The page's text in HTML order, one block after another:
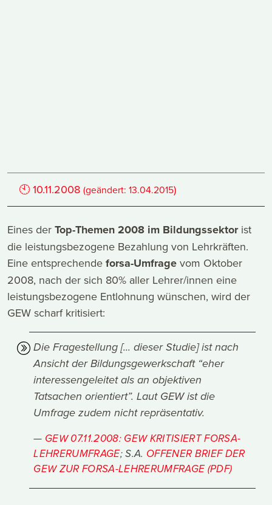
🕙10.11.2008 (geändert:13.04.2015)
Eines der Top-Themen 2008 im Bildungssektorist
die leistungsbezogene Bezahlung von Lehrkräften.
Eine entsprechende forsa-Umfrage vom Oktober
2008, nach der sich 80% aller Lehrer/innen eine
leistungsbezogene Entlohnung wünschen, wird der
GEW scharf kritisiert:
Die Fragestellung [... dieser Studie] ist nach
Ansicht der Bildungsgewerkschaft “eher
interessengeleitet als an objektiven
Tatsachen orientiert”. Laut GEW ist die
Umfrage zudem nicht repräsentativ.
GEW 07.11.2008: GEW KRITISIERT FORSA-
LEHRERUMFRAGE; S.A. OFFENER BRIEF DER
GEW ZUR FORSA-LEHRERUMFRAGE (PDF)